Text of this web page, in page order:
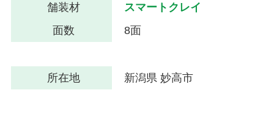
舗装材
スマートクレイ
面数
8面
所在地 新潟県 妙高市